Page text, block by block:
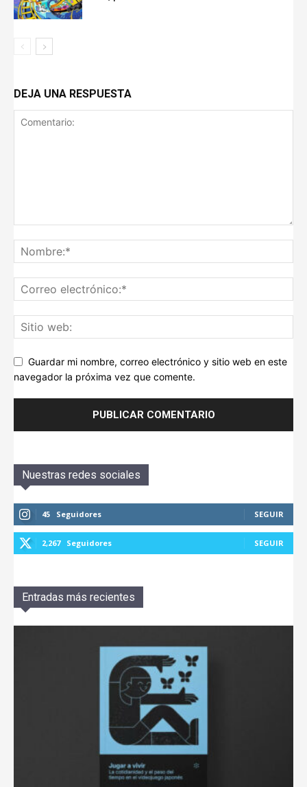
DEJA UNA RESPUESTA
Guardar mi nombre, correo electrónico y sitio web en este
navegador la próxima vez que comente.
Nuestras redes sociales
45 Seguidores SEGUIR
2,267 Seguidores SEGUIR
Entradas más recientes